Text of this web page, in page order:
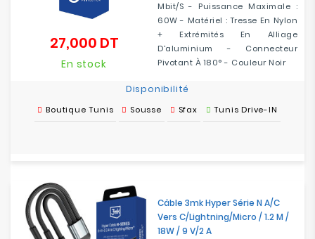
Mbit/s - Puissance Maximale :
60W - Matériel : Tresse En Nylon
+ Extrémités En Alliage
D'aluminium - Connecteur
Pivotant À 180° - Couleur Noir
27,000 DTPrix
En stock
Disponibilité
Boutique Tunis Sousse Sfax Tunis Drive-IN
Câble 3mk Hyper Série N A/C
Vers C/Lightning/Micro / 1.2 M /
18W / 9 V/2 A